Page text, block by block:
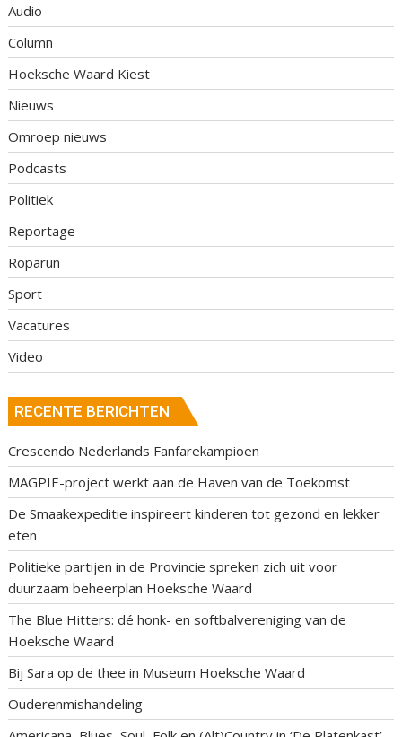
Audio
Column
Hoeksche Waard Kiest
Nieuws
Omroep nieuws
Podcasts
Politiek
Reportage
Roparun
Sport
Vacatures
Video
RECENTE BERICHTEN
Crescendo Nederlands Fanfarekampioen
MAGPIE-project werkt aan de Haven van de Toekomst
De Smaakexpeditie inspireert kinderen tot gezond en lekker
eten
Politieke partijen in de Provincie spreken zich uit voor
duurzaam beheerplan Hoeksche Waard
The Blue Hitters: dé honk- en softbalvereniging van de
Hoeksche Waard
Bij Sara op de thee in Museum Hoeksche Waard
Ouderenmishandeling